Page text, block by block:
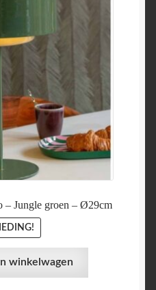
– Jungle groen – Ø29cm
winkelwagen